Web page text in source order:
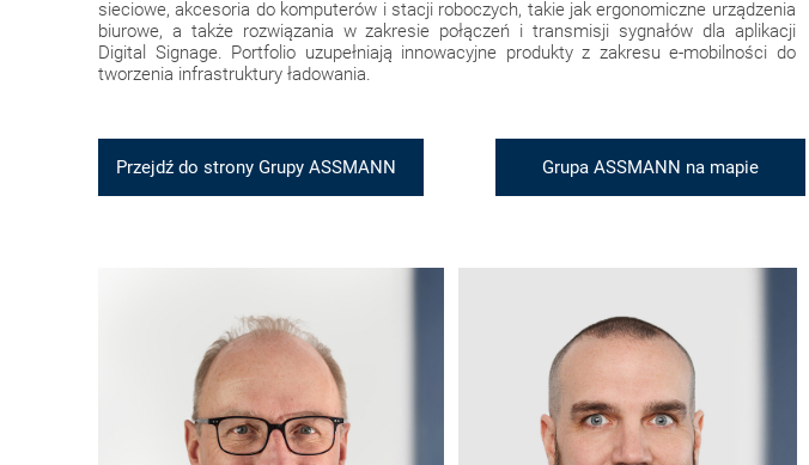
sieciowe, akcesoria do komputerów i stacji roboczych, takie jak ergonomiczne urządzenia
biurowe, a także rozwiązania w zakresie połączeń i transmisji sygnałów dla aplikacji
Digital Signage. Portfolio uzupełniają innowacyjne produkty z zakresu e-mobilności do
tworzenia infrastruktury ładowania.
Przejdź do strony Grupy ASSMANN Grupa ASSMANN na mapie